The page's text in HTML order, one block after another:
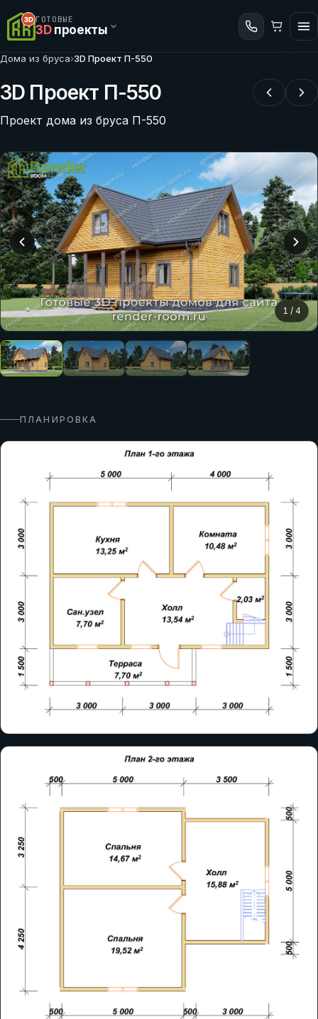
ГОТОВЫЕ
3Dпроекты
Дома из бруса›3D Проект П-550
3D Проект П-550
Проект дома из бруса П-550
1 / 4
ПЛАНИРОВКА